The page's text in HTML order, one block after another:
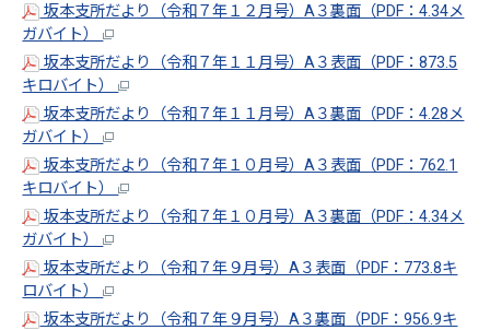
坂本支所だより（令和７年１２月号）A３裏面（PDF：4.34メ
ガバイト）
坂本支所だより（令和７年１１月号）A３表面（PDF：873.5
キロバイト）
坂本支所だより（令和７年１１月号）A３裏面（PDF：4.28メ
ガバイト）
坂本支所だより（令和７年１０月号）A３表面（PDF：762.1
キロバイト）
坂本支所だより（令和７年１０月号）A３裏面（PDF：4.34メ
ガバイト）
坂本支所だより（令和７年９月号）A３表面（PDF：773.8キ
ロバイト）
坂本支所だより（令和７年９月号）A３裏面（PDF：956.9キ